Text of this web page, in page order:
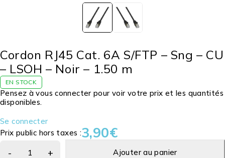
Cordon RJ45 Cat. 6A S/FTP – Sng – CU
– LSOH – Noir – 1.50 m
EN STOCK
Pensez à vous connecter pour voir votre prix et les quantités
disponibles.
Se connecter
Prix public hors taxes :3,90€
Ajouter au panier